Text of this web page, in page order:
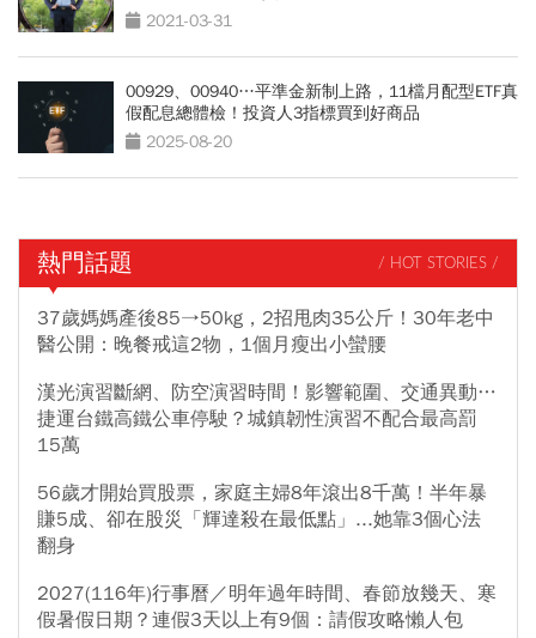
2021-03-31
00929、00940…平準金新制上路，11檔月配型ETF真
假配息總體檢！投資人3指標買到好商品
2025-08-20
熱門話題 / HOT STORIES /
37歲媽媽產後85→50kg，2招甩肉35公斤！30年老中
醫公開：晚餐戒這2物，1個月瘦出小蠻腰
漢光演習斷網、防空演習時間！影響範圍、交通異動…
捷運台鐵高鐵公車停駛？城鎮韌性演習不配合最高罰
15萬
56歲才開始買股票，家庭主婦8年滾出8千萬！半年暴
賺5成、卻在股災「輝達殺在最低點」...她靠3個心法
翻身
2027(116年)行事曆／明年過年時間、春節放幾天、寒
假暑假日期？連假3天以上有9個：請假攻略懶人包